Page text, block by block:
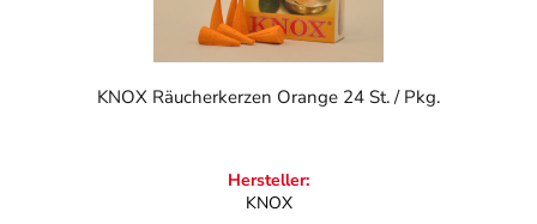
KNOX Räucherkerzen Orange 24 St. / Pkg.
Hersteller:
KNOX